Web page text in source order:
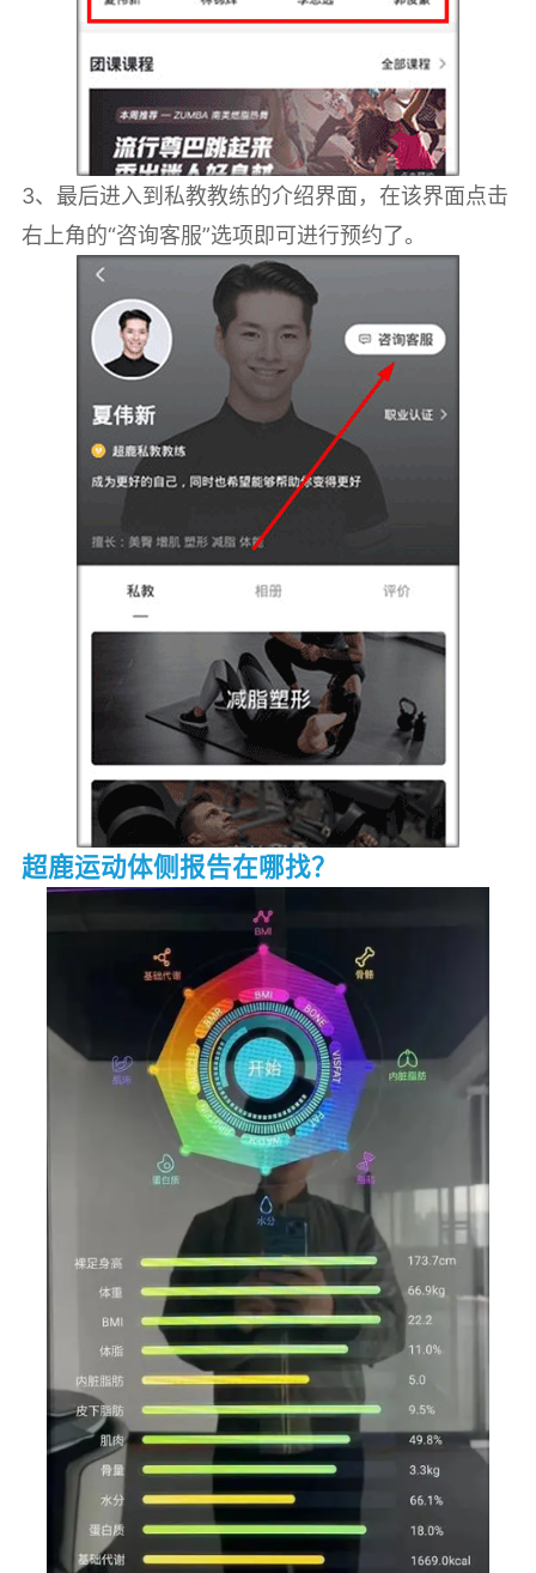
3、最后进入到私教教练的介绍界面，在该界面点击
右上角的“咨询客服”选项即可进行预约了。
超鹿运动体侧报告在哪找？